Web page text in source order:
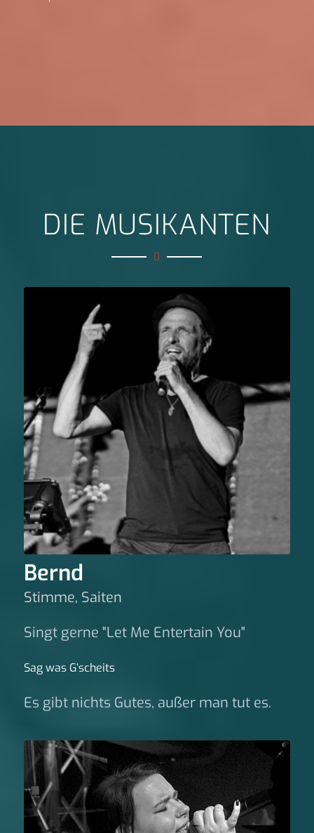
DIE MUSIKANTEN
Bernd
Stimme, Saiten
Singt gerne "Let Me Entertain You"
Sag was G‘scheits
Es gibt nichts Gutes, außer man tut es.